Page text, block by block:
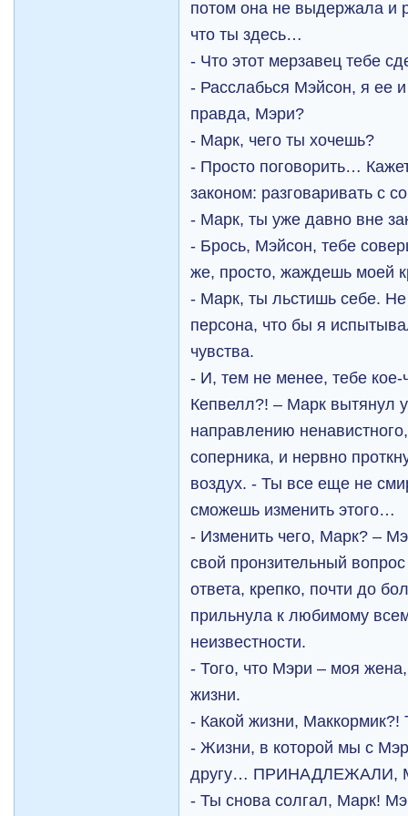
потом она не выдержала и
что ты здесь…
- Что этот мерзавец тебе
- Расслабься Мэйсон, я ее
правда, Мэри?
- Марк, чего ты хочешь?
- Просто поговорить…
законом: разговаривать с
- Марк, ты уже давно вне
- Брось, Мэйсон, тебе
же, просто, жаждешь моей
- Марк, ты льстишь себе.
персона, что бы я
чувства.
- И, тем не менее, тебе кое-
Кепвелл?! – Марк вытянул
направлению
соперника, и нервно
воздух. - Ты все еще не
сможешь изменить этого…
- Изменить чего, Марк? –
свой пронзительный
ответа, крепко, почти до
прильнула к любимому
неизвестности.
- Того, что Мэри – моя
жизни.
- Какой жизни,
- Жизни, в которой мы с
другу… ПРИНАДЛЕЖАЛИ,
- Ты снова солгал, Марк!